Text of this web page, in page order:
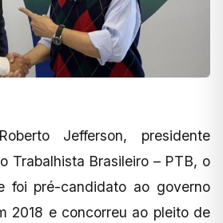
Jefferson, presidente
Trabalhista Brasileiro – PTB, o
foi pré-candidato ao governo
2018 e concorreu ao pleito de